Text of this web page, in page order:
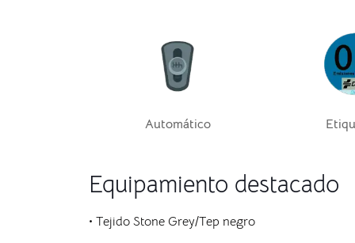
Automático
Equipamiento destacado
• Tejido Stone Grey/Tep negro